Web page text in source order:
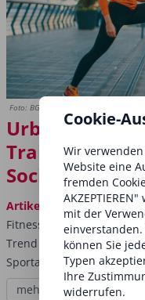
Foto: BGStock72/Shutterstock.com
Urban
Training
Socialising
Artikel
Warum ins Gym
Fitnesscenter wartet?
Trend des Sommers und
Sportarena. Bänke,
mehr lesen
Cookie-
Wir
Website eine
fremden
mit der
können Sie
Typen
Ihre
widerrufen.